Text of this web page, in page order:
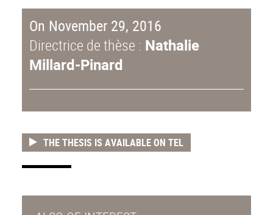
On November 29, 2016
Directrice de thèse : Nathalie
Millard-Pinard
THE THESIS IS AVAILABLE ON TEL